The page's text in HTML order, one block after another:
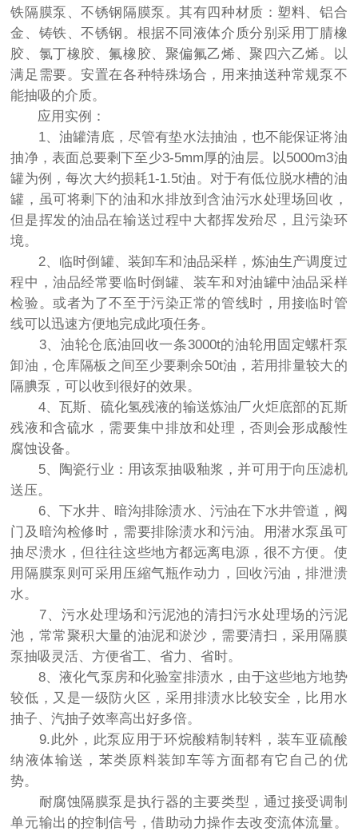
铁隔膜泵、不锈钢隔膜泵。其有四种材质：塑料、铝合
金、铸铁、不锈钢。根据不同液体介质分别采用丁腈橡
胶、氯丁橡胶、氟橡胶、聚偏氟乙烯、聚四六乙烯。以
满足需要。安置在各种特殊场合，用来抽送种常规泵不
能抽吸的介质。
应用实例：
1、油罐清底，尽管有垫水法抽油，也不能保证将油
抽净，表面总要剩下至少3-5mm厚的油层。以5000m3油
罐为例，每次大约损耗1-1.5t油。对于有低位脱水槽的油
罐，虽可将剩下的油和水排放到含油污水处理场回收，
但是挥发的油品在输送过程中大都挥发殆尽，且污染环
境。
2、临时倒罐、装卸车和油品采样，炼油生产调度过
程中，油品经常要临时倒罐、装车和对油罐中油品采样
检验。或者为了不至于污染正常的管线时，用接临时管
线可以迅速方便地完成此项任务。
3、油轮仓底油回收一条3000t的油轮用固定螺杆泵
卸油，仓库隔板之间至少要剩余50t油，若用排量较大的
隔腆泵，可以收到很好的效果。
4、瓦斯、硫化氢残液的输送炼油厂火炬底部的瓦斯
残液和含硫水，需要集中排放和处理，否则会形成酸性
腐蚀设备。
5、陶瓷行业：用该泵抽吸釉浆，并可用于向压滤机
送压。
6、下水井、暗沟排除渍水、污油在下水井管道，阀
门及暗沟检修时，需要排除渍水和污油。用潜水泵虽可
抽尽溃水，但往往这些地方都远离电源，很不方便。使
用隔膜泵则可采用压縮气瓶作动力，回收污油，排泄溃
水。
7、污水处理场和污泥池的清扫污水处理场的污泥
池，常常聚积大量的油泥和淤沙，需要清扫，采用隔膜
泵抽吸灵活、方便省工、省力、省时。
8、液化气泵房和化验室排渍水，由于这些地方地势
较低，又是一级防火区，采用排渍水比较安全，比用水
抽子、汽抽子效率高出好多倍。
9.此外，此泵应用于环烷酸精制转料，装车亚硫酸
纳液体输送，苯类原料装卸车等方面都有它自己的优
势。
耐腐蚀隔膜泵是执行器的主要类型，通过接受调制
单元输出的控制信号，借助动力操作去改变流体流量。